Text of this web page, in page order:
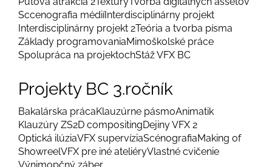
Sccenografia médiíInterdisciplinárny projekt
Interdisciplinárny projekt 2Teória a tvorba písma
Základy programovaniaMimoškolské práce
Spolupráca na projektochStáž VFX BC
Projekty BC 3.ročník
Bakalárska prácaKlauzúrne pásmoAnimatik
Klauzúry ZS2D compositingDejiny VFX 2
Optická ilúziaVFX supervíziaScénografiaMaking of
ShowreelVFX pre iné ateliéryVlastné cvičenie